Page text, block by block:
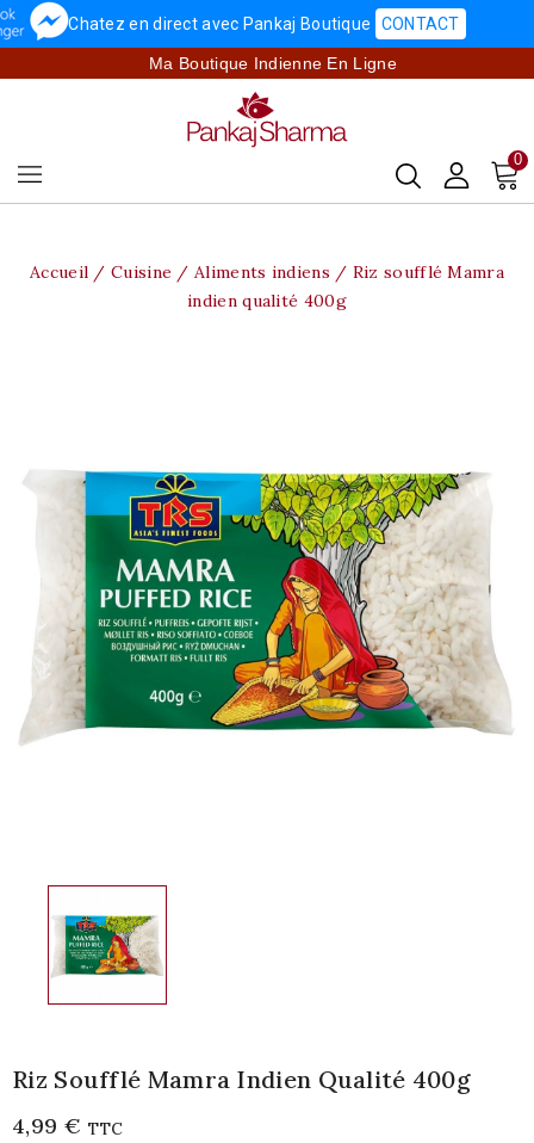
Chatez en direct avec Pankaj Boutique CONTACT
Ma Boutique Indienne En Ligne
0
Accueil Cuisine Aliments indiens
Riz soufflé Mamra
indien qualité 400g
Riz Soufflé Mamra Indien Qualité 400g
4,99 € TTC